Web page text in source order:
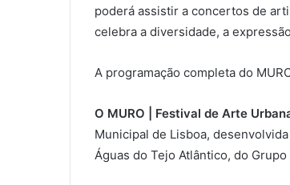
poderá assistir a concertos de
celebra a diversidade, a
A programação completa do
O MURO | Festival de Arte
Municipal de Lisboa,
Águas do Tejo Atlântico, do